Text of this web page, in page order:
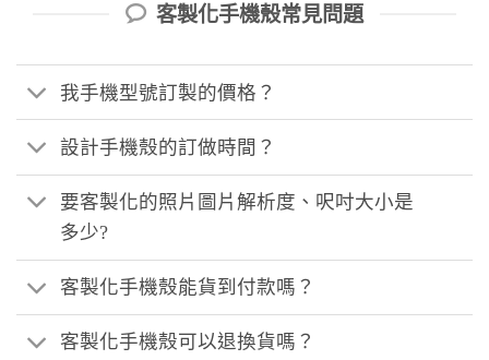
客製化手機殼常見問題
我手機型號訂製的價格？
設計手機殼的訂做時間？
要客製化的照片圖片解析度、呎吋大小是
多少?
客製化手機殼能貨到付款嗎？
客製化手機殼可以退換貨嗎？